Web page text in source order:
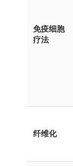
免疫细胞
疗法
纤维化